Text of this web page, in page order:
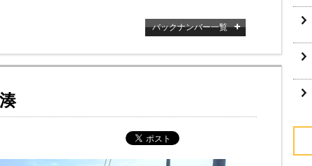
バックナンバー一覧